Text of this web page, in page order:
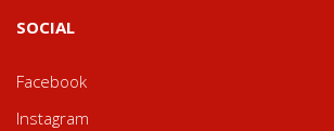
SOCIAL
Facebook
Instagram